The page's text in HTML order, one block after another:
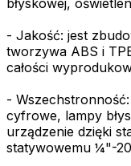
błyskowej,
- Jakość: jest
tworzywa ABS i
całości
-
cyfrowe, lampy
urządzenie dzięki
statywowemu ¼"-